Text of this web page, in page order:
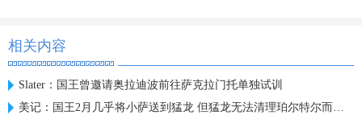
相关内容
Slater：国王曾邀请奥拉迪波前往萨克拉门托单独试训
美记：国王2月几乎将小萨送到猛龙 但猛龙无法清理珀尔特尔而告吹